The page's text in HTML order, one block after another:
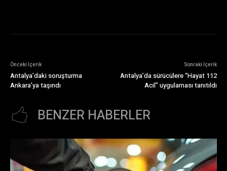
Önceki İçerik
Antalya’daki soruşturma
Ankara’ya taşındı
Sonraki İçerik
Antalya’da sürücülere “Hayat 112
Acil” uygulaması tanıtıldı
BENZER HABERLER